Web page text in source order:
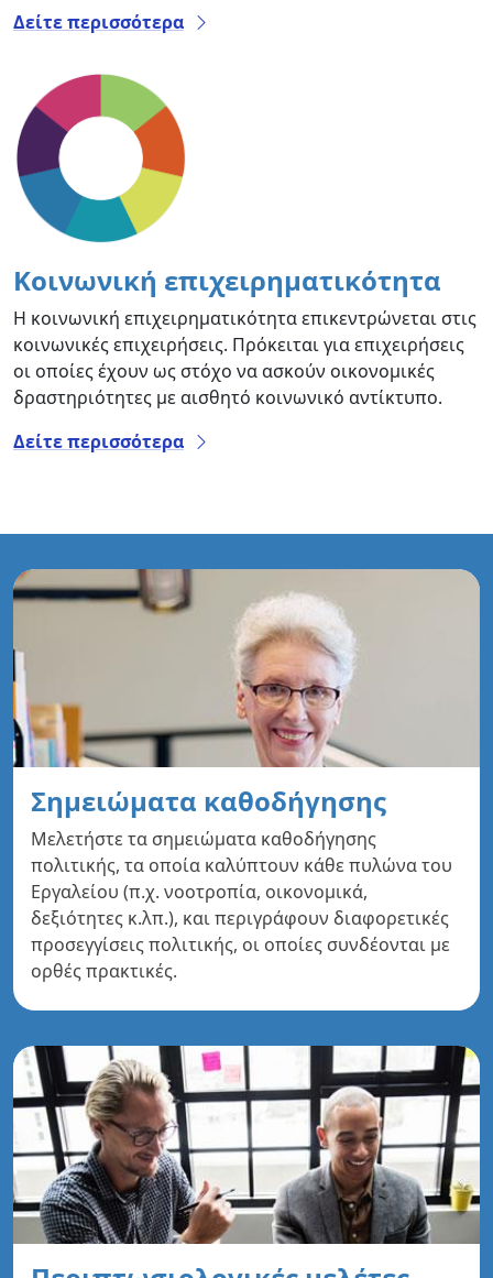
Δείτε περισσότερα
Κοινωνική επιχειρηματικότητα
Η κοινωνική επιχειρηματικότητα επικεντρώνεται στις
κοινωνικές επιχειρήσεις. Πρόκειται για επιχειρήσεις
οι οποίες έχουν ως στόχο να ασκούν οικονομικές
δραστηριότητες με αισθητό κοινωνικό αντίκτυπο.
Δείτε περισσότερα
Σημειώματα καθοδήγησης
Μελετήστε τα σημειώματα καθοδήγησης
πολιτικής, τα οποία καλύπτουν κάθε πυλώνα του
Εργαλείου (π.χ. νοοτροπία, οικονομικά,
δεξιότητες κ.λπ.), και περιγράφουν διαφορετικές
προσεγγίσεις πολιτικής, οι οποίες συνδέονται με
ορθές πρακτικές.